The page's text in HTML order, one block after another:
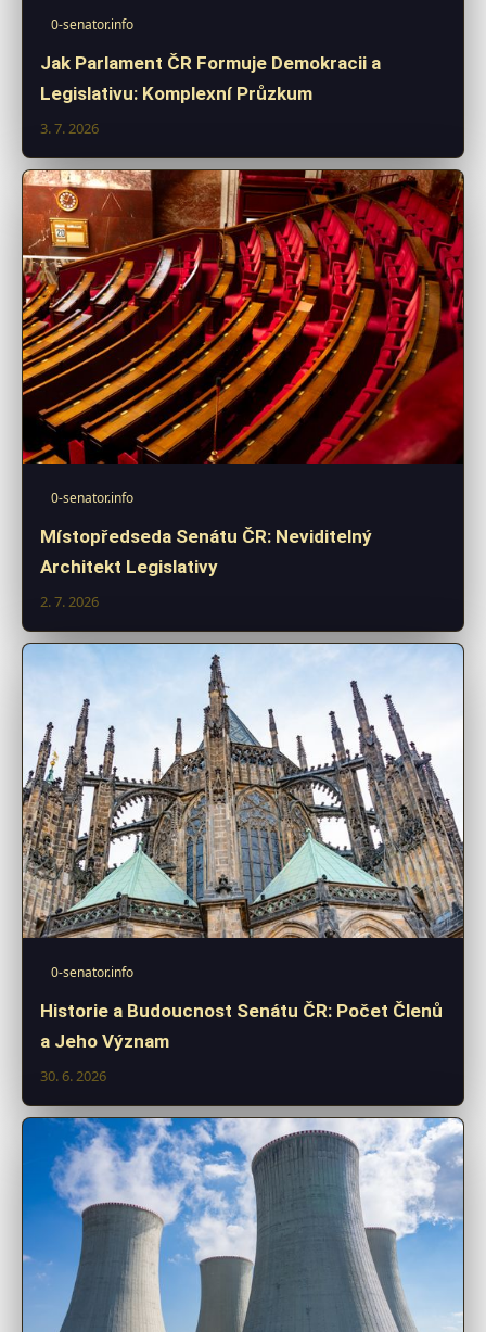
0-senator.info
Jak Parlament ČR Formuje Demokracii a
Legislativu: Komplexní Průzkum
3. 7. 2026
0-senator.info
Místopředseda Senátu ČR: Neviditelný
Architekt Legislativy
2. 7. 2026
0-senator.info
Historie a Budoucnost Senátu ČR: Počet Členů
a Jeho Význam
30. 6. 2026